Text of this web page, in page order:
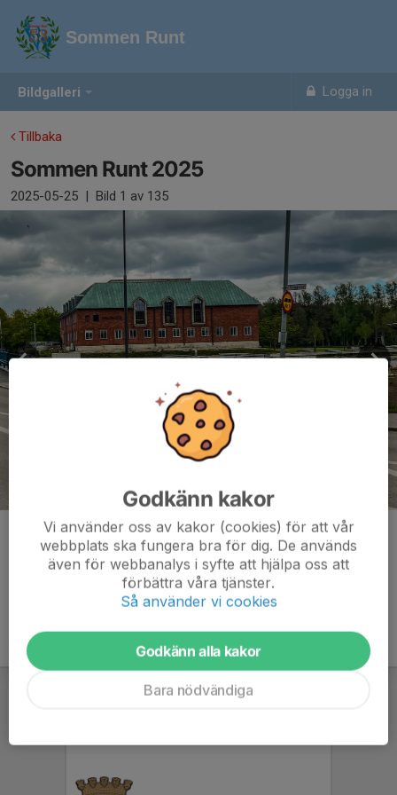
Bildgalleri Logga in
Sommen Runt
Tillbaka
Sommen Runt 2025
2025-05-25 | Bild 1 av 135
Kommentarer
Godkänn kakor
Vi använder oss av kakor (cookies) för att vår
webbplats ska fungera bra för dig. De används
även för webbanalys i syfte att hjälpa oss att
förbättra våra tjänster.
Så använder vi cookies
Godkänn alla kakor
Bara nödvändiga